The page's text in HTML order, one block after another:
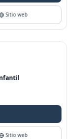
Sitio web
Sitio web